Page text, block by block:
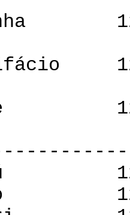
12
Jaú
12